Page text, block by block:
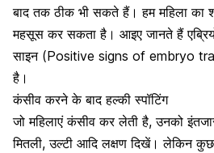
बाद तक ठीक भी सकते हैं। हम महिला का
महसूस कर सकता है। आइए जानते हैं
साइन (Positive signs of embryo
है।
कंसीव करने के बाद हल्की स्पॉटिंग
जोमहिलाएं कंसीव कर लेती है, उनको
मितली, उल्टी आदि लक्षण दिखें। लेकिन